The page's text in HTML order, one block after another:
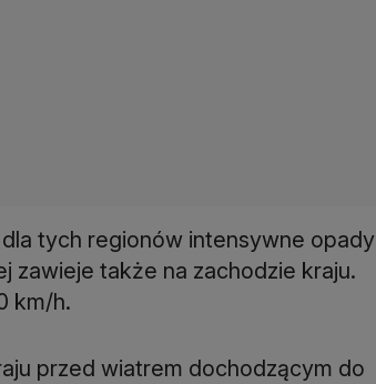
tych regionów intensywne opady
zawieje także na zachodzie kraju.
km/h.
przed wiatrem dochodzącym do